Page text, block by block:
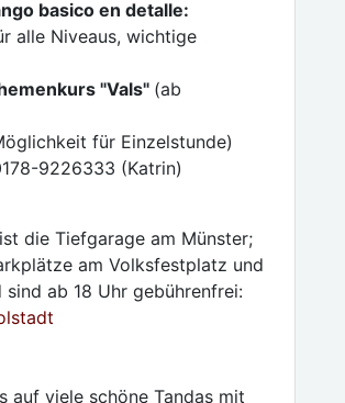
basico en detalle:
alle Niveaus, wichtige
"Vals" (ab
für Einzelstunde)
9226333 (Katrin)
die Tiefgarage am Münster;
am Volksfestplatz und
sind ab 18 Uhr gebührenfrei:
auf viele schöne Tandas mit